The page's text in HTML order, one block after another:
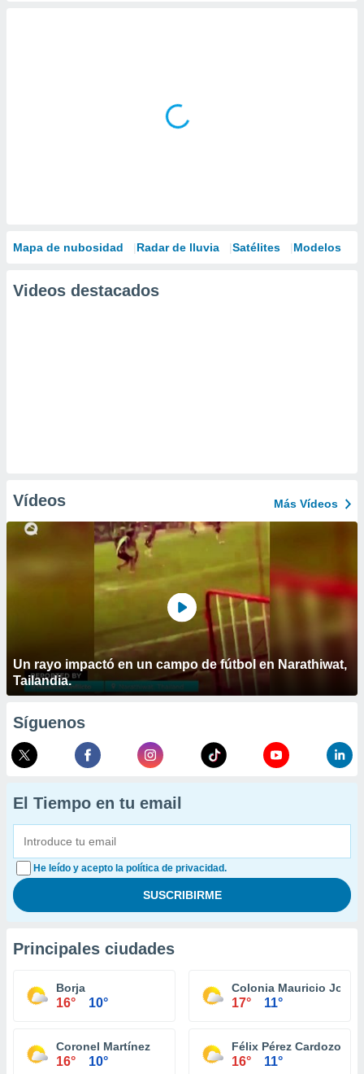
Mapa de nubosidad Radar de lluvia Satélites Modelos
Videos destacados
Vídeos Más Vídeos
Un rayo impactó en un campo de fútbol en Narathiwat,
Tailandia.
Síguenos
El Tiempo en tu email
He leído y acepto la política de privacidad.
Principales ciudades
Borja
16° 10°
Colonia Mauricio José
17° 11°
Coronel Martínez
16° 10°
Félix Pérez Cardozo
16° 11°